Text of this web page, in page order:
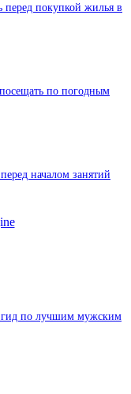
перед покупкой жилья в
по погодным
началом занятий
гид по лучшим мужским